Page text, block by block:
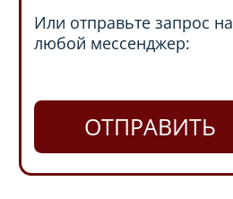
Или отправьте запрос на
любой мессенджер:
ОТПРАВИТЬ